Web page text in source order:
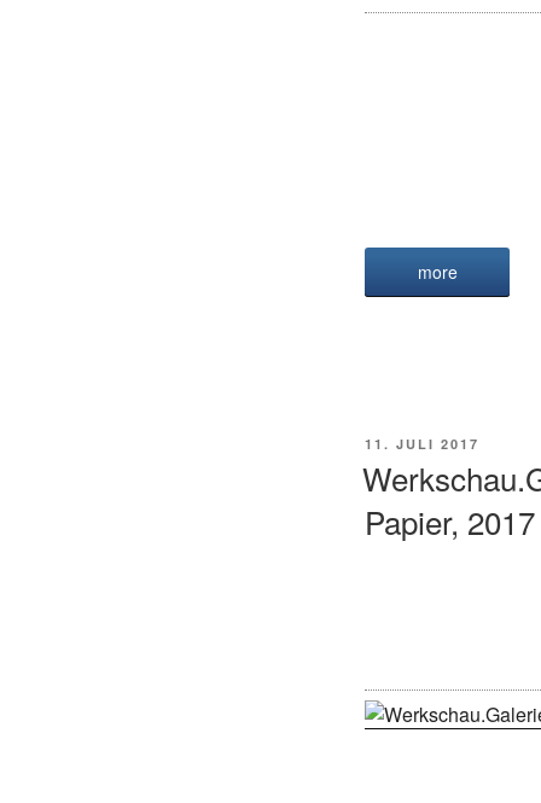
more
POSTED
11. JULI 2017
Papier, 2017